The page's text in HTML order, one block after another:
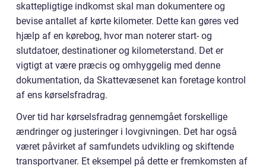
skattepligtige indkomst skal man dokumentere og
bevise antallet af kørte kilometer. Dette kan gøres ved
hjælp af en kørebog, hvor man noterer start- og
slutdatoer, destinationer og kilometerstand. Det er
vigtigt at være præcis og omhyggelig med denne
dokumentation, da Skattevæsenet kan foretage kontrol
af ens kørselsfradrag.
Over tid har kørselsfradrag gennemgået forskellige
ændringer og justeringer i lovgivningen. Det har også
været påvirket af samfundets udvikling og skiftende
transportvaner. Et eksempel på dette er fremkomsten af